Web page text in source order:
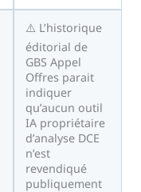
⚠️ L’historique
éditorial de
GBS Appel
Offres parait
indiquer
qu’aucun outil
IA propriétaire
d’analyse DCE
n’est
revendiqué
publiquement